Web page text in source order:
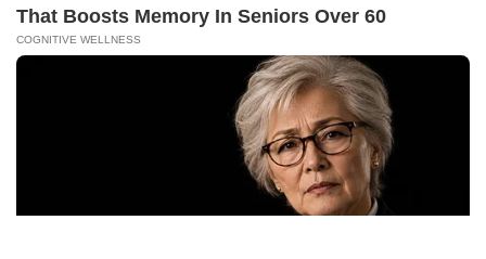
Kabarbaru.co menyajikan berita aktual dan
inspiratif dari sudut pandang berbaik sangka
serta terverifikasi dari sumber yang tepat.
Follow Kabarbaru